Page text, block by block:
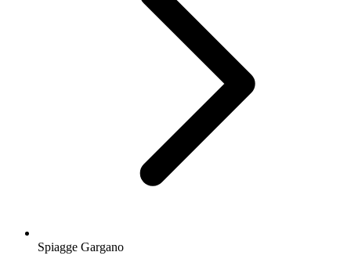
Spiagge Gargano